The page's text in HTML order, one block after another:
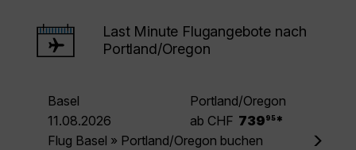
Last Minute Flugangebote nach
Portland/Oregon
Basel
Portland/Oregon
11.08.2026
ab CHF 739 95 *
Flug Basel » Portland/Oregon buchen